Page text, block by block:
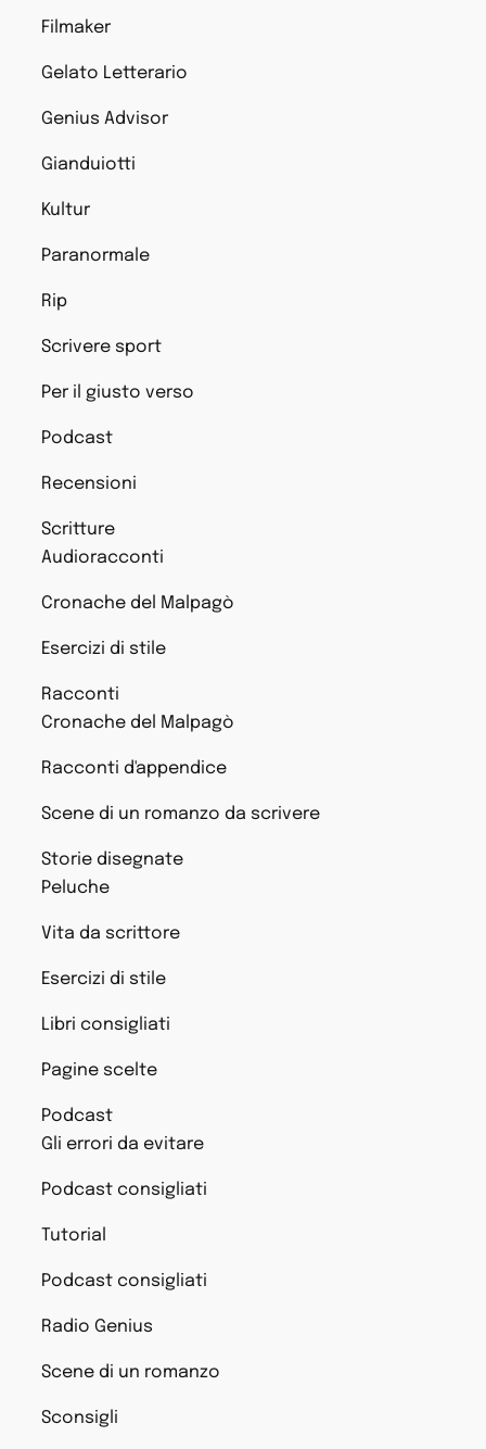
Filmaker
Gelato Letterario
Genius Advisor
Gianduiotti
Kultur
Paranormale
Rip
Scrivere sport
Per il giusto verso
Podcast
Recensioni
Scritture
Audioracconti
Cronache del Malpagò
Esercizi di stile
Racconti
Cronache del Malpagò
Racconti d'appendice
Scene di un romanzo da scrivere
Storie disegnate
Peluche
Vita da scrittore
Esercizi di stile
Libri consigliati
Pagine scelte
Podcast
Gli errori da evitare
Podcast consigliati
Tutorial
Podcast consigliati
Radio Genius
Scene di un romanzo
Sconsigli